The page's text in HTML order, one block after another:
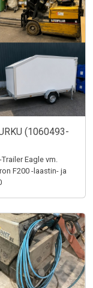
(1060493-
Eagle vm.
F200 -laastin- ja